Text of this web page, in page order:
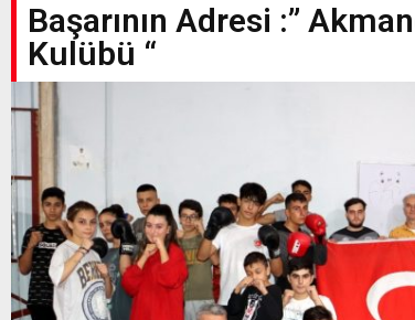
Başarının Adresi :”
Kulübü “